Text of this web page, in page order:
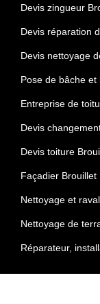
Devis zingueur
Devis réparation
Devis nettoyage
Pose de bâche
Entreprise de
Devis
Devis toiture
Façadier Brouillet
Nettoyage et
Nettoyage de
Réparateur,